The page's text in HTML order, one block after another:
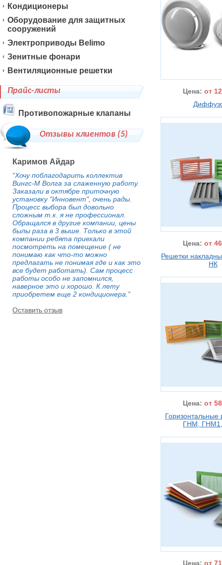
Цена: от
Цена: от
Решетки
НК
Цена: от
ГНМ,
Цена: от
Кондиционеры
Оборудование для защитных
сооружений
Электроприводы Belimo
Зенитные фонари
Вентиляционные решетки
Прайс-листы
Противопожарные клапаны
Отзывы клиентов (5)
Каримов Айдар
“Хочу поблагодарить коллектив
Вингс-М Волга за слаженную работу.
Заказали в октябре приточную
установку "Инновент", очень рады.
Процесс выбора был довольно
сложным т.к. я не профессионал.
Обращался в другие компании, цены
былы раза в 3 выше. Только в этой
компании ребята приехали
посмотреть на помещение ( не
понимаю как что-то можно
предлагать не понимая где и как это
все будет работать). Сам процесс
работы особо не запомнился,
наверное это и хорошо. К лету
приобретем еще 2 кондиционера.”
Оставить отзыв